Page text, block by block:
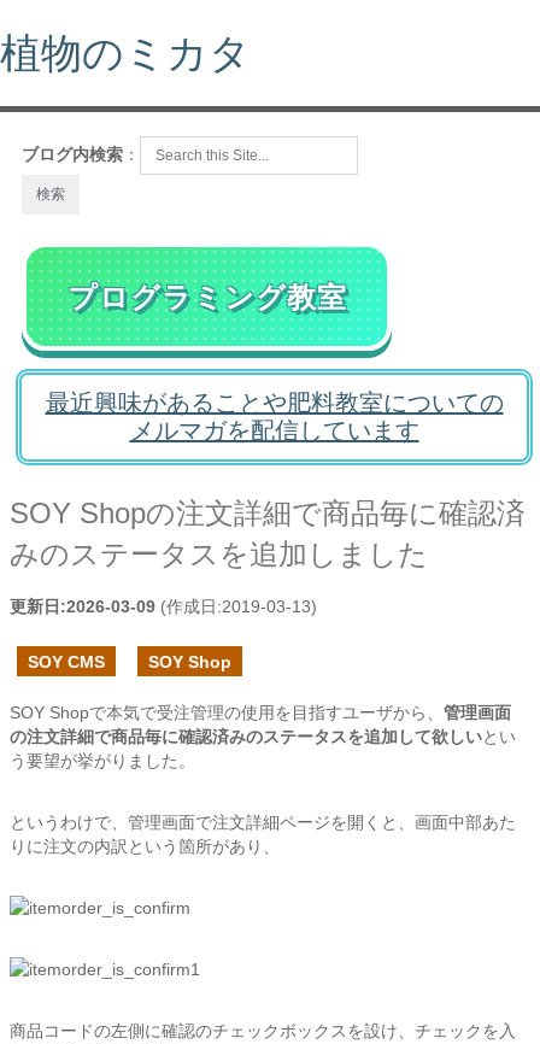
植物のミカタ
ブログ内検索 ：
プログラミング教室
最近興味があることや肥料教室についての
メルマガを配信しています
SOY Shopの注文詳細で商品毎に確認済
みのステータスを追加しました
更新日:2026-03-09 (作成日:2019-03-13)
SOY CMS SOY Shop
SOY Shopで本気で受注管理の使用を目指すユーザから、 管理画面
の注文詳細で商品毎に確認済みのステータスを追加して欲しいとい
う要望が挙がりました。
というわけで、管理画面で注文詳細ページを開くと、画面中部あた
りに注文の内訳という箇所があり、
商品コードの左側に確認のチェックボックスを設け、チェックを入